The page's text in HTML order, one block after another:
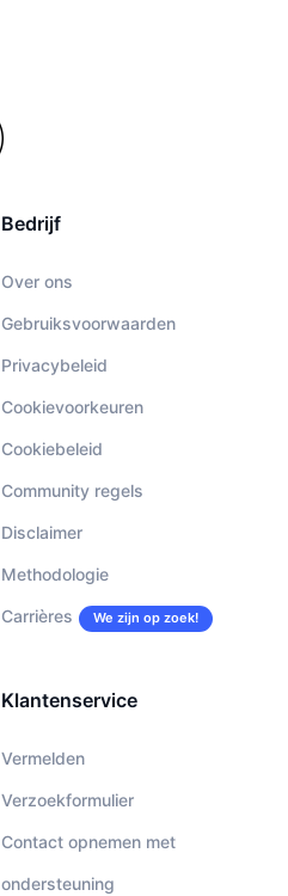
Bedrijf
Over ons
Gebruiksvoorwaarden
Privacybeleid
Cookievoorkeuren
Cookiebeleid
Community regels
Disclaimer
Methodologie
Carrières We zijn op zoek!
Klantenservice
Vermelden
Verzoekformulier
Contact opnemen met
ondersteuning